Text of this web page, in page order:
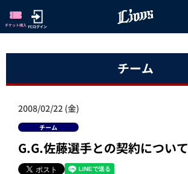
チーム
2008/02/22 (金)
チーム
G.G.佐藤選手との契約について